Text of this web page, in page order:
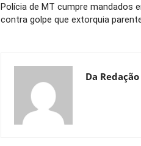
Polícia de MT cumpre mandados
contra golpe que extorquia
Da Redação